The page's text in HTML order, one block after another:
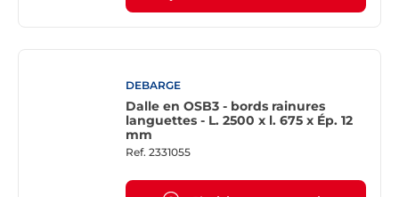
DEBARGE
Dalle en OSB3 - bords rainures
languettes - L. 2500 x l. 675 x Ép. 12
mm
Ref. 2331055